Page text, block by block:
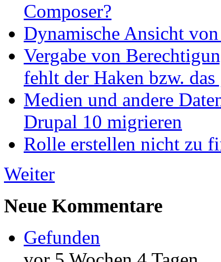
Composer?
Dynamische Ansicht
Vergabe von
fehlt der Haken bzw.
Medien und andere
Drupal 10 migrieren
Rolle erstellen nicht zu
Weiter
Neue Kommentare
Gefunden